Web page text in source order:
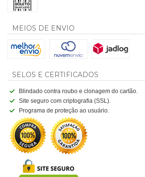
MEIOS DE ENVIO
SELOS E CERTIFICADOS
Blindado contra roubo e clonagem do cartão.
Site seguro com criptografia (SSL).
Programa de proteção ao usuário.